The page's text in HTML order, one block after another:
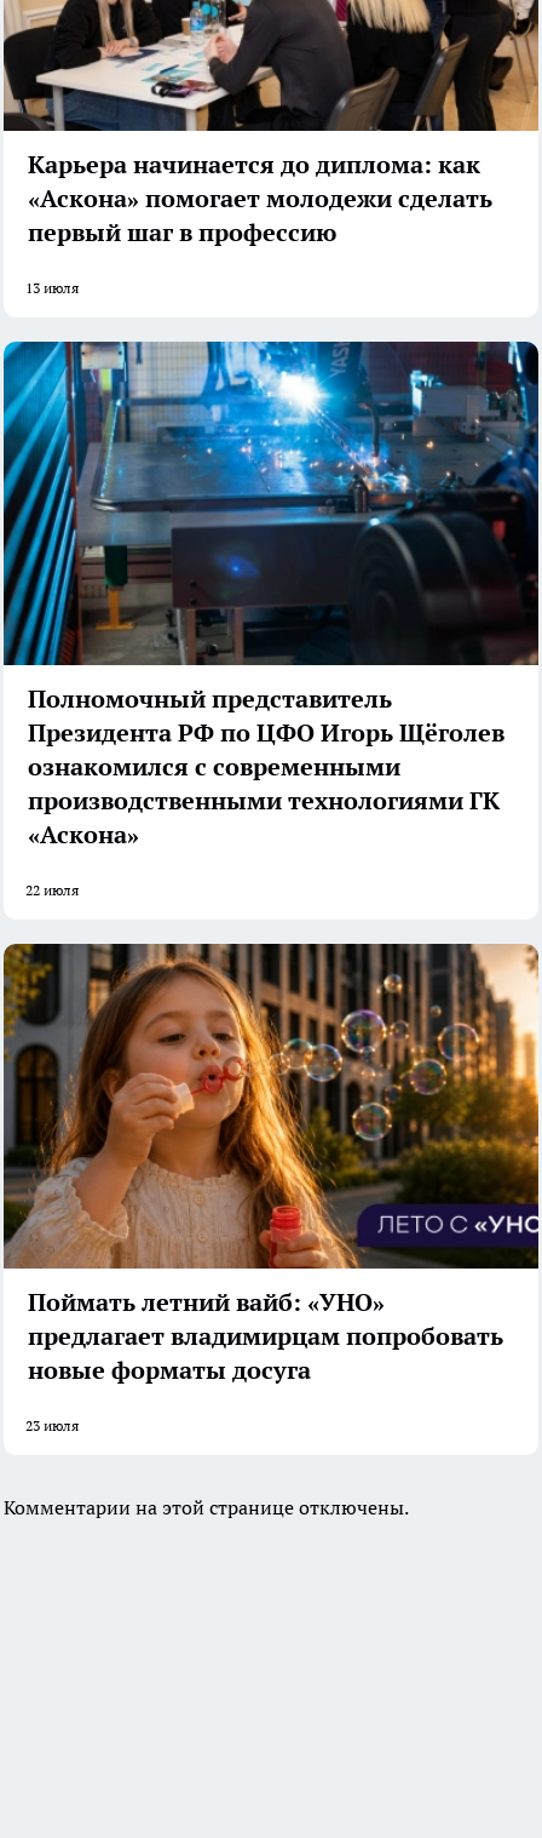
Карьера начинается до диплома: как
«Аскона» помогает молодежи сделать
первый шаг в профессию
13 июля
Полномочный представитель
Президента РФ по ЦФО Игорь Щёголев
ознакомился с современными
производственными технологиями ГК
«Аскона»
22 июля
Поймать летний вайб: «УНО»
предлагает владимирцам попробовать
новые форматы досуга
23 июля
Комментарии на этой странице отключены.